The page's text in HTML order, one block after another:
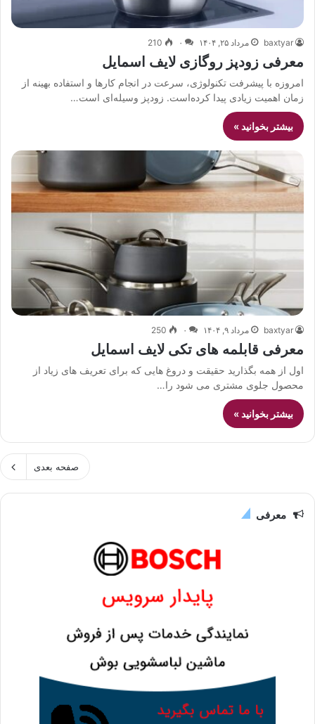
baxtyar مرداد ۲۵, ۱۴۰۴ ۰ 210
معرفی زودپز روگازی لایف اسمایل
امروزه با پیشرفت تکنولوژی، سرعت در انجام کارها و استفاده بهینه از
زمان اهمیت زیادی پیدا کرده‌است. زودپز وسیله‌ای است…
بیشتر بخوانید »
baxtyar مرداد ۹, ۱۴۰۴ ۰ 250
معرفی قابلمه های تکی لایف اسمایل
اول از همه بگذارید حقیقت و دروغ هایی که برای تعریف های زیاد از
محصول جلوی مشتری می شود را…
بیشتر بخوانید »
صفحه بعدی
معرفی